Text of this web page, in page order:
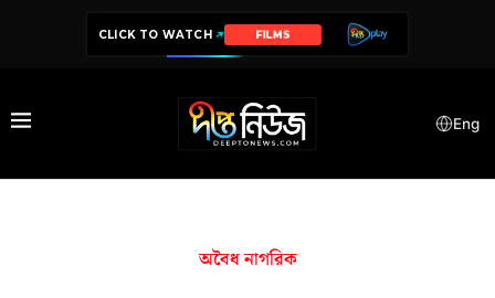
CLICK TO WATCH FILMS
Eng
অবৈধ নাগরিক